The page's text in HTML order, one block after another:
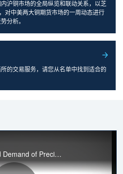
沪铜市场的全局纵览和联动关系，以芝
对中美两大铜期货市场的一周动态进行
分析。
的交易服务，请您从名单中找到适合的